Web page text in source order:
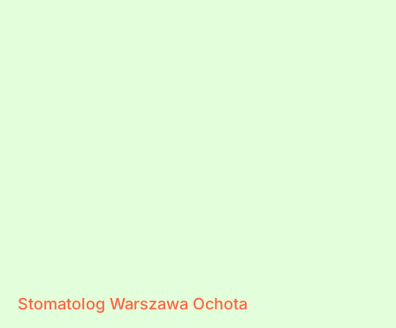
Stomatolog Warszawa Ochota